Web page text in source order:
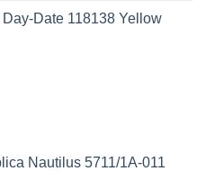
Date 118138 Yellow
Nautilus 5711/1A-011